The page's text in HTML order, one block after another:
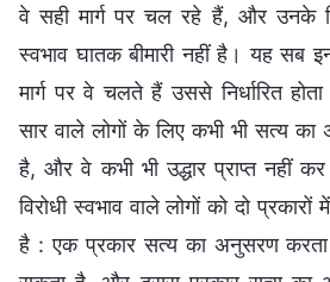
वे सही मार्ग पर चल रहे हैं, और उनके
स्वभाव घातक बीमारी नहीं है। यह सब
मार्ग पर वे चलते हैं उससे निर्धारित
सार वाले लोगों के लिए कभी भी सत्य
है, और वे कभी भी उद्धार प्राप्त नहीं
विरोधी स्वभाव वाले लोगों को दो
है : एक प्रकार सत्य का अनुसरण करता